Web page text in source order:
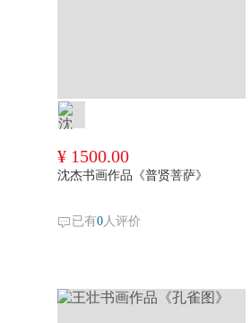
¥ 1500.00
沈杰书画作品《普贤菩萨》
已有0人评价